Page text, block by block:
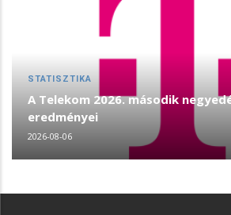
STATISZTIKA
A Telekom 2026. második
eredményei
2026-08-06